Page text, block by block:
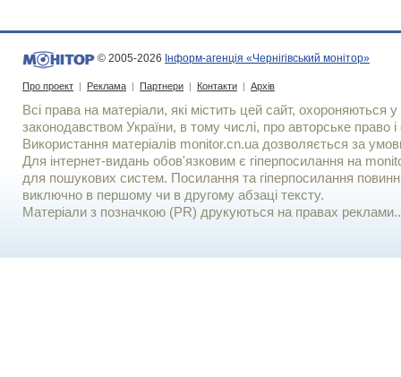
© 2005-2026 Інформ-агенція «Чернігівський монітор»
Про проект | Реклама | Партнери | Контакти | Архів
Всі права на матеріали, які містить цей сайт, охороняються у
законодавством України, в тому числі, про авторське право і
Використання матерiалiв monitor.cn.ua дозволяється за
Для iнтернет-видань обов'язковим є гiперпосилання на
для пошукових систем. Посилання та гіперпосилання
виключно в першому чи в другому абзаці тексту.
Матеріали з позначкою (PR) друкуються на правах реклами..